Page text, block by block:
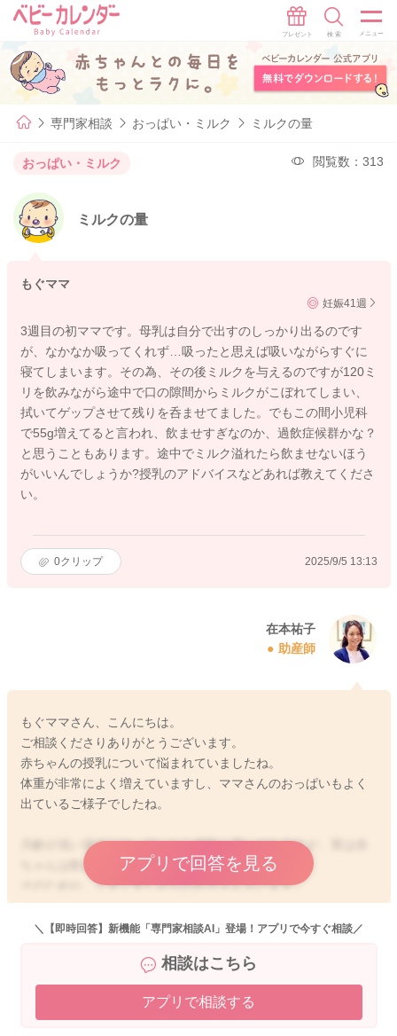
専門家相談 おっぱい・ミルク ミルクの量
おっぱい・ミルク 閲覧数：313
ミルクの量
もぐママ
妊娠41週
3週目の初ママです。母乳は自分で出すのしっかり出るのです
が、なかなか吸ってくれず…吸ったと思えば吸いながらすぐに
寝てしまいます。その為、その後ミルクを与えるのですが120ミ
リを飲みながら途中で口の隙間からミルクがこぼれてしまい、
拭いてゲップさせて残りを呑ませてました。でもこの間小児科
で55g増えてると言われ、飲ませすぎなのか、過飲症候群かな？
と思うこともあります。途中でミルク溢れたら飲ませないほう
がいいんでしょうか?授乳のアドバイスなどあれば教えてくださ
い。
0クリップ 2025/9/5 13:13
在本祐子
助産師
もぐママさん、こんにちは。
ご相談くださりありがとうございます。
赤ちゃんの授乳について悩まれていましたね。
体重が非常によく増えていますし、ママさんのおっぱいもよく
出ているご様子でしたね。
月齢が浅い場合には、泣いたら授乳と思いがちですが、実は赤
ちゃんは飲み過ぎで苦しいこともあります。
そのためか、ぐずぐずしがちのお子さんもいます。
特に赤ちゃんは胃が膨れると、呼吸を圧迫して深い眠りにつけ
なくなることもあります。
そのためには、体重が成長曲線の標準的範囲内で成長している
アプリで回答を見る
＼【即時回答】新機能「専門家相談AI」登場！アプリで今すぐ相談／
相談はこちら
アプリで相談する